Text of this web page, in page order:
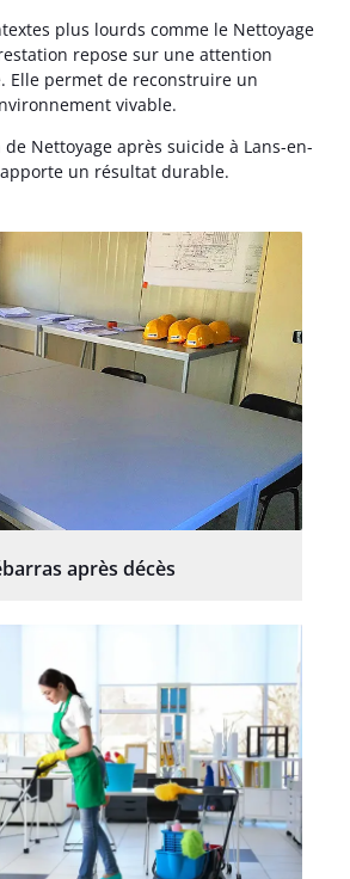
plus lourds comme le Nettoyage
repose sur une attention
Elle permet de reconstruire un
vivable.
Nettoyage après suicide à Lans-en-
un résultat durable.
après décès